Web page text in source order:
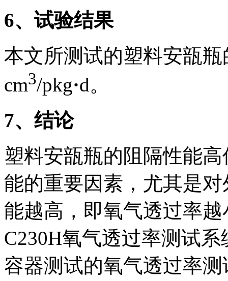
6、试验结果
本文所测试的塑料安瓿
cm3/pkg·d。
7、结论
塑料安瓿瓶的阻隔性能
能的重要因素，尤其是
能越高，即氧气透过率
C230H氧气透过率测试
容器测试的氧气透过率